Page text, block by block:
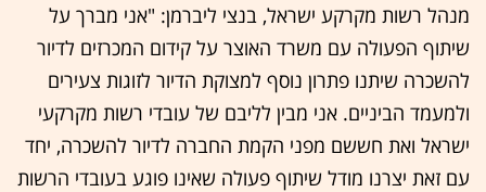
מנהל רשות מקרקע ישראל, בנצי ליברמן: "אני מברך על
שיתוף הפעולה עם משרד האוצר על קידום המכרזים לדיור
להשכרה שיתנו פתרון נוסף למצוקת הדיור לזוגות צעירים
ולמעמד הביניים. אני מבין לליבם של עובדי רשות מקרקעי
ישראל ואת חששם מפני הקמת החברה לדיור להשכרה, יחד
עם זאת יצרנו מודל שיתוף פעולה שאינו פוגע בעובדי הרשות